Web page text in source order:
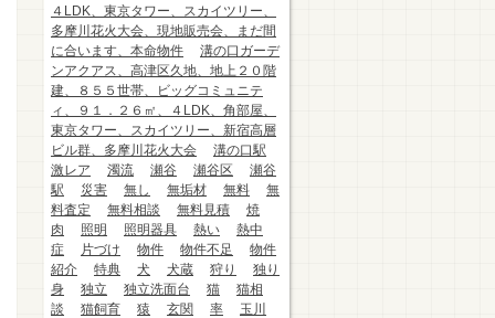
４LDK、東京タワー、スカイツリー、
多摩川花火大会、現地販売会、まだ間
に合います、本命物件
溝の口ガーデ
ンアクアス、高津区久地、地上２０階
建、８５５世帯、ビッグコミュニテ
ィ、９１．２６㎡、４LDK、角部屋、
東京タワー、スカイツリー、新宿高層
ビル群、多摩川花火大会
溝の口駅
激レア
濁流 瀬谷 瀬谷区
瀬谷
駅
災害 無し 無垢材 無料
無
料査定
無料相談 無料見積
焼
肉
照明 照明器具 熱い
熱中
症
片づけ 物件 物件不足
物件
紹介
特典 犬 犬蔵 狩り
独り
身
独立 独立洗面台 猫
猫相
談
猫飼育 猿 玄関 率
玉川